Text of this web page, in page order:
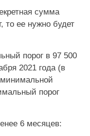
сумма
то ее нужно будет
порог в 97 500
2021 года (в
порог
6 месяцев: